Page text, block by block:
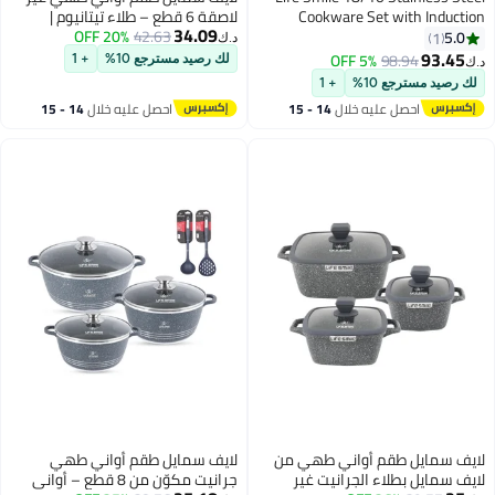
Cookware Set
Bottom – 20 /24/
Pots with Lid, 28cm
24/28/32cm Fry
5% OFF
10%
+ 1
عليه خلال 14 - 15
لاصقة 6 قطع – طلاء تيتانيوم |
مجموعة طهي غير لاصقة تشمل
قدور كسرولة 20/24/28 سم مع
أغطية | طقم قدور ألومنيوم آمن
للاستخدام في الفرن
42.63
20% OFF
لك رصيد مسترجع 10% + 1
احصل عليه خلال 14 - 15
طقم أواني طهي من
الجرانيت غير
لايف سمايل طقم أواني طهي
جرانيت مكوّن من 8 قطع – أواني